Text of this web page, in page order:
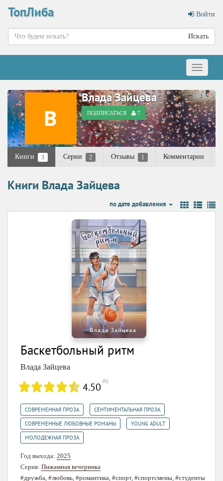
ТопЛиба Войти
Искать
Меню
Влада Зайцева
ПОДПИСАТЬСЯ 7
Книги 3 Серии 2 Отзывы 1 Комментарии
Книги Влада Зайцева
по дате добавления
Баскетбольный ритм
Влада Зайцева
4.50 (6)
СОВРЕМЕННАЯ ПРОЗА СЕНТИМЕНТАЛЬНАЯ ПРОЗА
СОВРЕМЕННЫЕ ЛЮБОВНЫЕ РОМАНЫ YOUNG ADULT
МОЛОДЕЖНАЯ ПРОЗА
Год выхода: 2025
Серия: Пижамная вечеринка
#дружба, #любовь, #романтика, #спорт, #спортсмены, #студенты